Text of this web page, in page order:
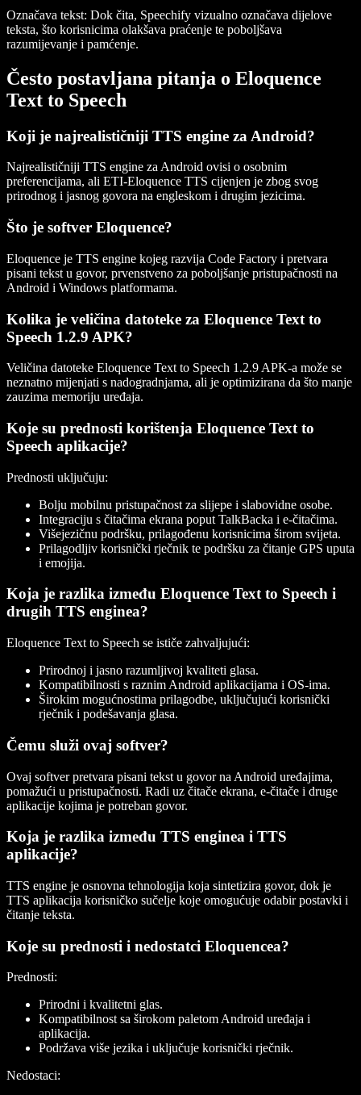
Označava tekst: Dok čita, Speechify vizualno označava dijelove
teksta, što korisnicima olakšava praćenje te poboljšava
razumijevanje i pamćenje.
Često postavljana pitanja o Eloquence
Text to Speech
Koji je najrealističniji TTS engine za Android?
Najrealističniji TTS engine za Android ovisi o osobnim
preferencijama, ali ETI-Eloquence TTS cijenjen je zbog svog
prirodnog i jasnog govora na engleskom i drugim jezicima.
Što je softver Eloquence?
Eloquence je TTS engine kojeg razvija Code Factory i pretvara
pisani tekst u govor, prvenstveno za poboljšanje pristupačnosti na
Android i Windows platformama.
Kolika je veličina datoteke za Eloquence Text to
Speech 1.2.9 APK?
Veličina datoteke Eloquence Text to Speech 1.2.9 APK-a može se
neznatno mijenjati s nadogradnjama, ali je optimizirana da što manje
zauzima memoriju uređaja.
Koje su prednosti korištenja Eloquence Text to
Speech aplikacije?
Prednosti uključuju:
Bolju mobilnu pristupačnost za slijepe i slabovidne osobe.
Integraciju s čitačima ekrana poput TalkBacka i e-čitačima.
Višejezičnu podršku, prilagođenu korisnicima širom svijeta.
Prilagodljiv korisnički rječnik te podršku za čitanje GPS uputa
i emojija.
Koja je razlika između Eloquence Text to Speech i
drugih TTS enginea?
Eloquence Text to Speech se ističe zahvaljujući:
Prirodnoj i jasno razumljivoj kvaliteti glasa.
Kompatibilnosti s raznim Android aplikacijama i OS-ima.
Širokim mogućnostima prilagodbe, uključujući korisnički
rječnik i podešavanja glasa.
Čemu služi ovaj softver?
Ovaj softver pretvara pisani tekst u govor na Android uređajima,
pomažući u pristupačnosti. Radi uz čitače ekrana, e-čitače i druge
aplikacije kojima je potreban govor.
Koja je razlika između TTS enginea i TTS
aplikacije?
TTS engine je osnovna tehnologija koja sintetizira govor, dok je
TTS aplikacija korisničko sučelje koje omogućuje odabir postavki i
čitanje teksta.
Koje su prednosti i nedostatci Eloquencea?
Prednosti:
Prirodni i kvalitetni glas.
Kompatibilnost sa širokom paletom Android uređaja i
aplikacija.
Podržava više jezika i uključuje korisnički rječnik.
Nedostaci: